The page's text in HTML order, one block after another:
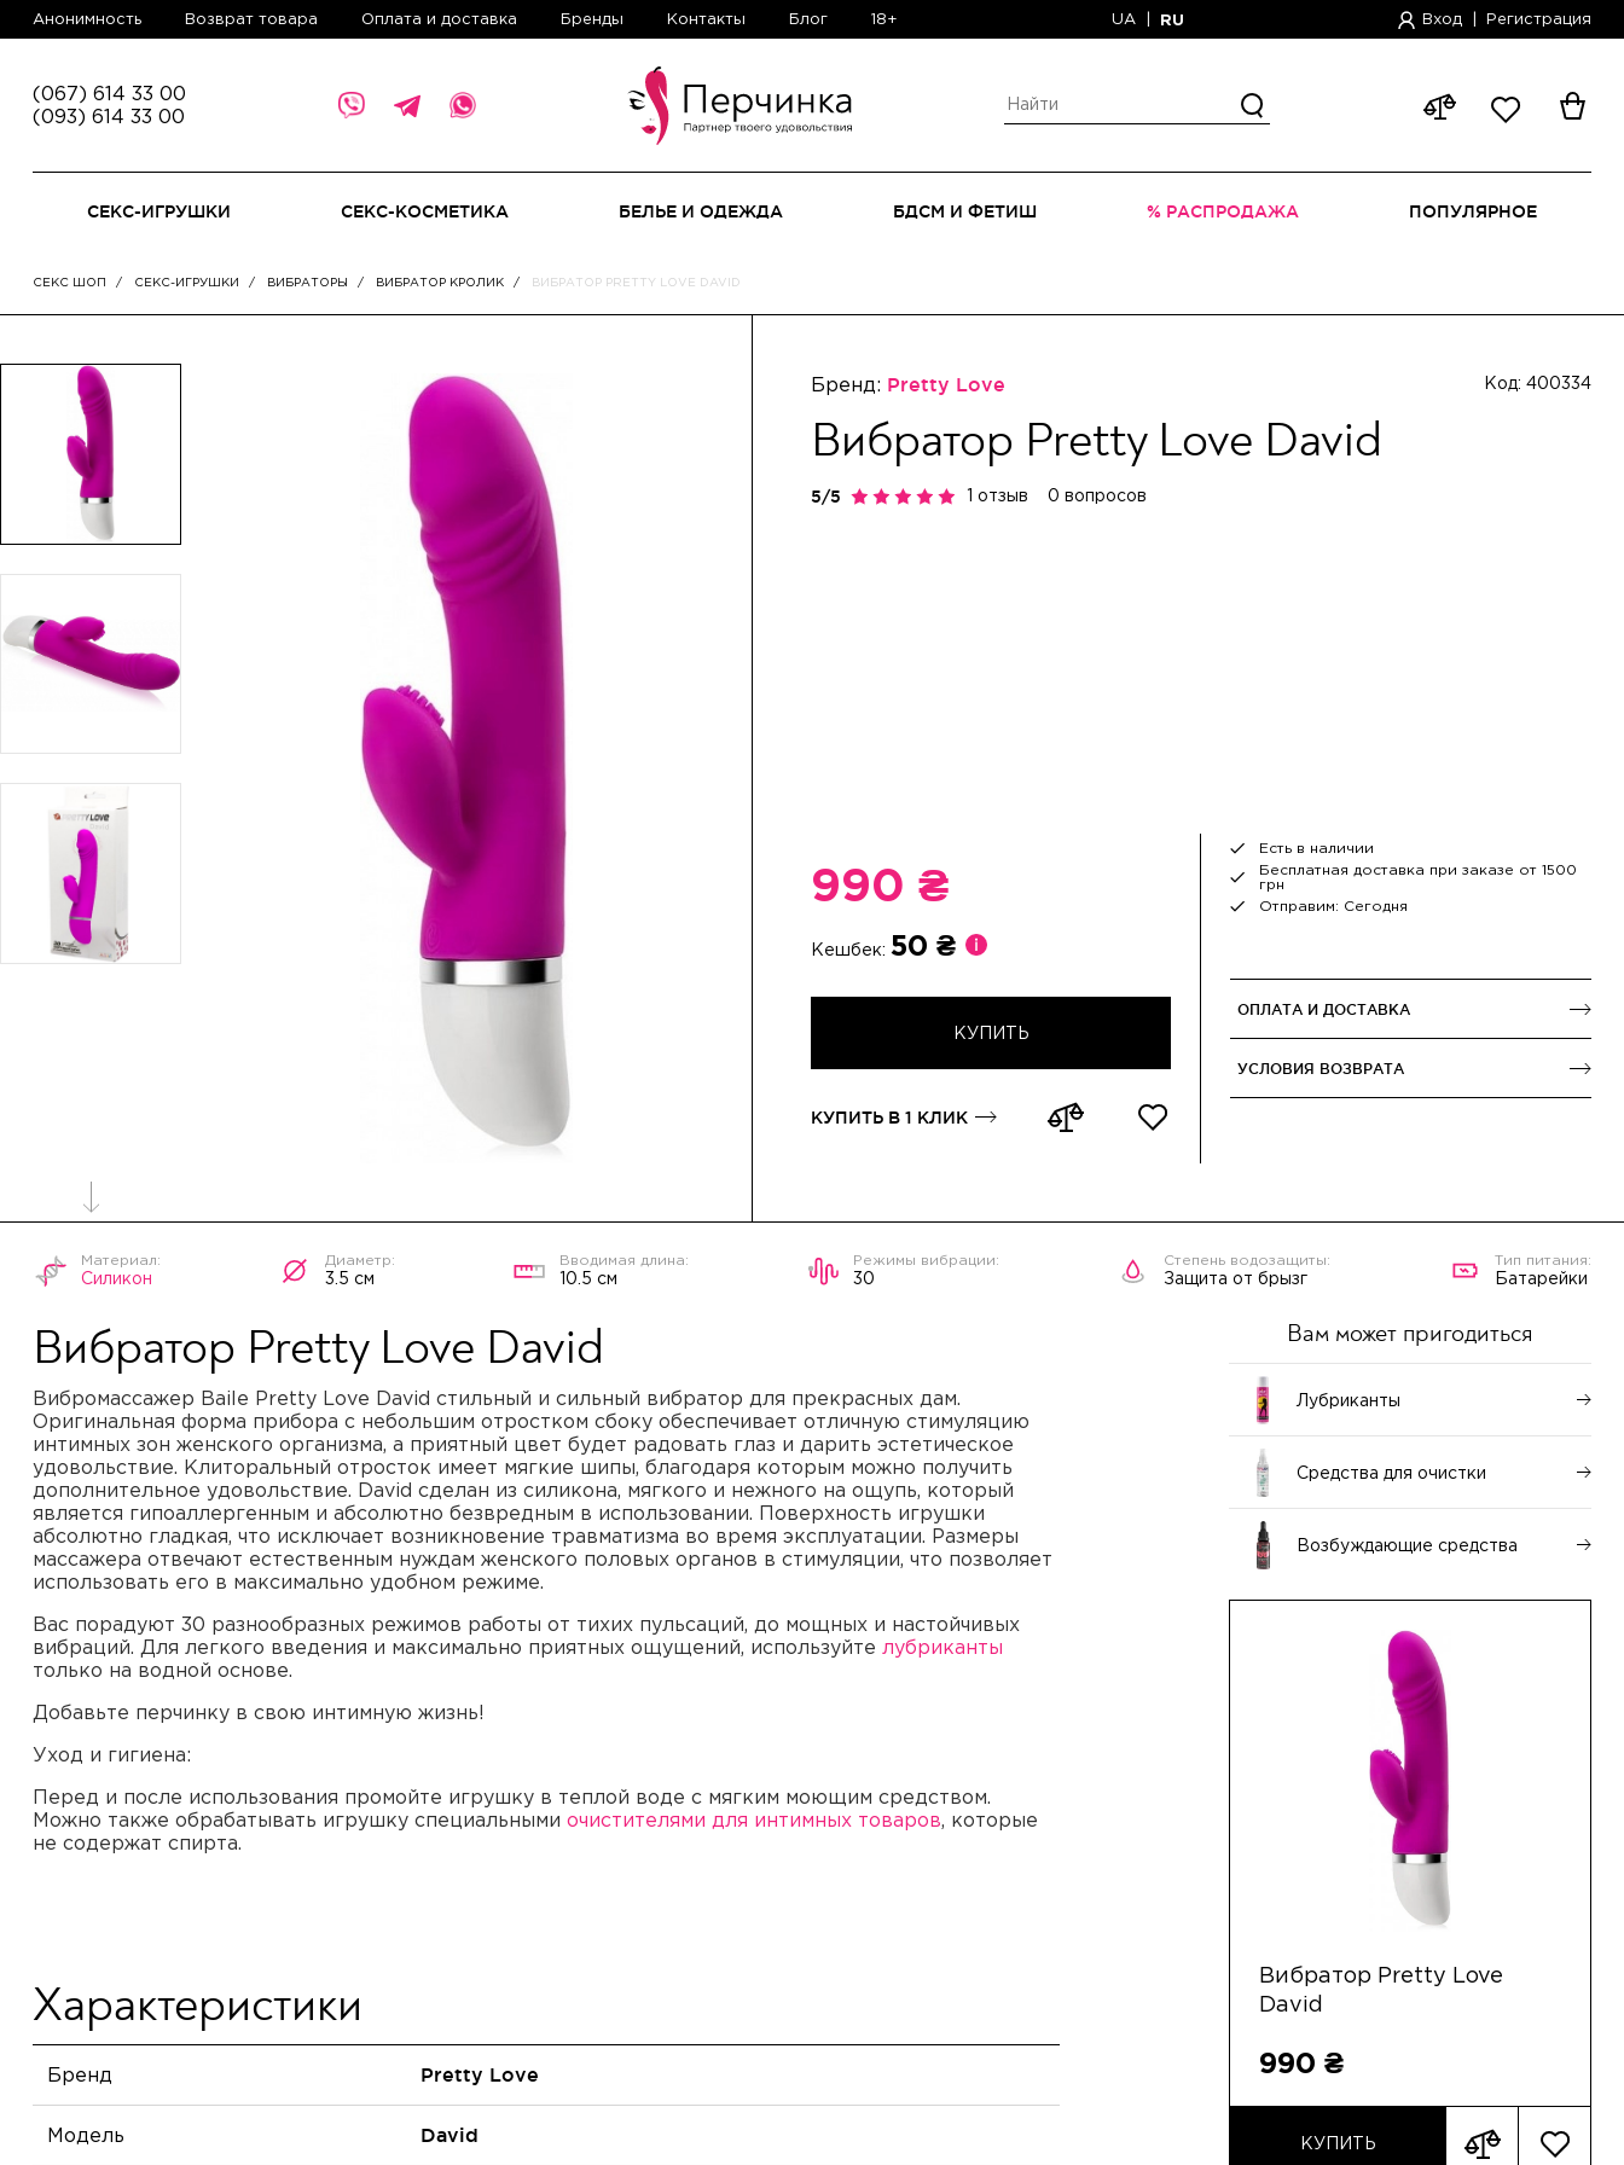
Анонимность Возврат товара Оплата и доставка Бренды Контакты Блог 18+ UA RU Вход Регистрация
(067) 614 33 00
(093) 614 33 00
СЕКС-ИГРУШКИ СЕКС-КОСМЕТИКА БЕЛЬЕ И ОДЕЖДА БДСМ И ФЕТИШ % РАСПРОДАЖА ПОПУЛЯРНОЕ
СЕКС ШОП СЕКС-ИГРУШКИ ВИБРАТОРЫ ВИБРАТОР КРОЛИК ВИБРАТОР PRETTY LOVE DAVID
Бренд: Pretty Love Код: 400334
Вибратор Pretty Love David
1 отзыв 0 вопросов
990 ₴
Кешбек: 50 ₴
КУПИТЬ
КУПИТЬ В 1 КЛИК
Есть в наличии
Бесплатная доставка при заказе от 1500
грн
Отправим: Сегодня
ОПЛАТА И ДОСТАВКА
УСЛОВИЯ ВОЗВРАТА
Силикон 3.5 см 10.5 см 30 Защита от брызг Батарейки
Вибратор Pretty Love David
Вибромассажер Baile Pretty Love David стильный и сильный вибратор для прекрасных дам.
Оригинальная форма прибора с небольшим отростком сбоку обеспечивает отличную стимуляцию
интимных зон женского организма, а приятный цвет будет радовать глаз и дарить эстетическое
удовольствие. Клиторальный отросток имеет мягкие шипы, благодаря которым можно получить
дополнительное удовольствие. David сделан из силикона, мягкого и нежного на ощупь, который
является гипоаллергенным и абсолютно безвредным в использовании. Поверхность игрушки
абсолютно гладкая, что исключает возникновение травматизма во время эксплуатации. Размеры
массажера отвечают естественным нуждам женского половых органов в стимуляции, что позволяет
использовать его в максимально удобном режиме.
Вас порадуют 30 разнообразных режимов работы от тихих пульсаций, до мощных и настойчивых
вибраций. Для легкого введения и максимально приятных ощущений, используйте лубриканты
только на водной основе.
Добавьте перчинку в свою интимную жизнь!
Уход и гигиена:
Перед и после использования промойте игрушку в теплой воде с мягким моющим средством.
Можно также обрабатывать игрушку специальными очистителями для интимных товаров, которые
не содержат спирта.
Характеристики
Бренд Pretty Love
Модель David
Вам может пригодиться
Лубриканты
Средства для очистки
Возбуждающие средства
Вибратор Pretty Love
David
990 ₴
КУПИТЬ